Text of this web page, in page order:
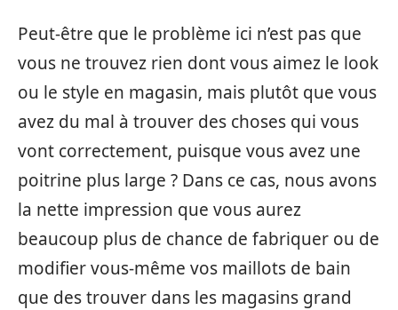
Peut-être que le problème ici n’est pas que
vous ne trouvez rien dont vous aimez le look
ou le style en magasin, mais plutôt que vous
avez du mal à trouver des choses qui vous
vont correctement, puisque vous avez une
poitrine plus large ? Dans ce cas, nous avons
la nette impression que vous aurez
beaucoup plus de chance de fabriquer ou de
modifier vous-même vos maillots de bain
que des trouver dans les magasins grand